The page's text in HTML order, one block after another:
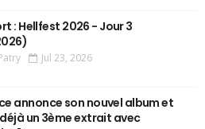
: Hellfest 2026 - Jour 3
Jul 23, 2026
annonce son nouvel album et
un 3ème extrait avec